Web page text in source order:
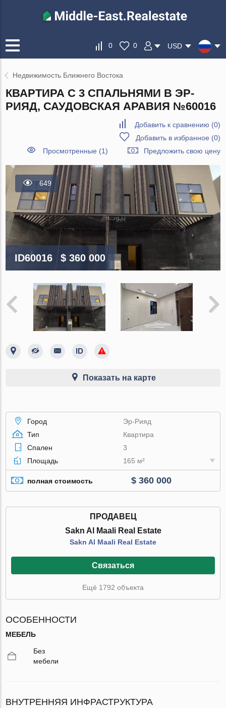
0 0 USD
Недвижимость Ближнего Востока
КВАРТИРА С 3 СПАЛЬНЯМИ В ЭР-
РИЯД, САУДОВСКАЯ АРАВИЯ №60016
Добавить к сравнению (0)
Добавить в избранное (0)
Просмотренные (1)
Предложить свою цену
649
ID60016 $ 360 000
Показать на карте
Город
Эр-Рияд
Тип
Квартира
Спален
3
Площадь
165 м²
полная стоимость $ 360 000
ПРОДАВЕЦ
Sakn Al Maali Real Estate
Sakn Al Maali Real Estate
Связаться
Ещё 1792 объекта
ОСОБЕННОСТИ
МЕБЕЛЬ
Без
мебели
ВНУТРЕННЯЯ ИНФРАСТРУКТУРА